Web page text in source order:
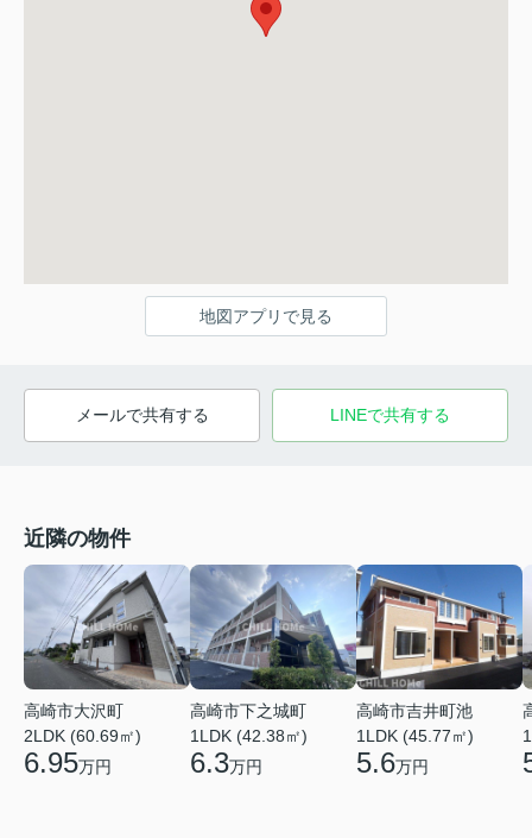
地図アプリで見る
メールで共有する LINEで共有する
近隣の物件
高崎市大沢町
2LDK (60.69㎡)
6.95万円
高崎市下之城町
1LDK (42.38㎡)
6.3万円
高崎市吉井町池
1LDK (45.77㎡)
5.6万円